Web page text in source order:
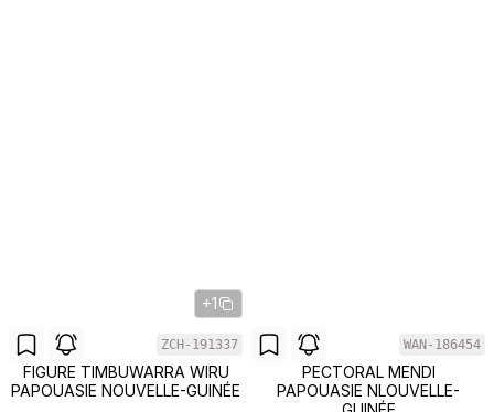
+1
ZCH-191337
FIGURE TIMBUWARRA WIRU
PAPOUASIE NOUVELLE-GUINÉE
WAN-186454
PECTORAL MENDI
PAPOUASIE NLOUVELLE-